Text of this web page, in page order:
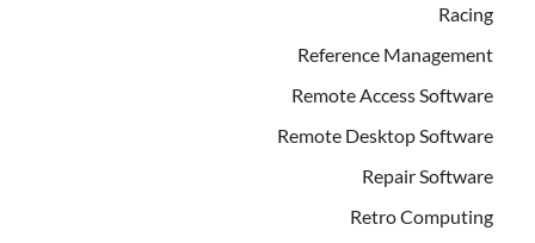
Racing
Reference Management
Remote Access Software
Remote Desktop Software
Repair Software
Retro Computing